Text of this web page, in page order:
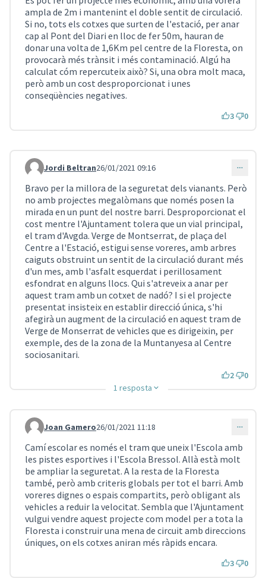
ampla de 2m i mantenint el doble sentit de circulació.
Si no, tots els cotxes que surten de l'estació, per anar
cap al Pont del Diari en lloc de fer 50m, hauran de
donar una volta de 1,6Km pel centre de la Floresta, on
provocarà més trànsit i més contaminació. Algú ha
calculat cóm repercuteix això? Si, una obra molt maca,
però amb un cost desproporcionat i unes
conseqüències negatives.
3 0
Comentari 920
Jordi Beltran26/01/2021 09:16
Bravo per la millora de la seguretat dels vianants. Però
no amb projectes megalòmans que només posen la
mirada en un punt del nostre barri. Desproporcionat el
cost mentre l'Ajuntament tolera que un vial principal,
el tram d'Avgda. Verge de Montserrat, de plaça del
Centre a l'Estació, estigui sense voreres, amb arbres
caiguts obstruint un sentit de la circulació durant més
d'un mes, amb l'asfalt esquerdat i perillosament
esfondrat en alguns llocs. Qui s'atreveix a anar per
aquest tram amb un cotxet de nadó? I si el projecte
presentat insisteix en establir direcció única, s'hi
afegirà un augment de la circulació en aquest tram de
Verge de Monserrat de vehicles que es dirigeixin, per
exemple, des de la zona de la Muntanyesa al Centre
sociosanitari.
2
0
1 resposta
Comentari 921
Joan Gamero26/01/2021 11:18
Camí escolar es només el tram que uneix l'Escola amb
les pistes esportives i l'Escola Bressol. Allà està molt
be ampliar la seguretat. A la resta de la Floresta
també, però amb criteris globals per tot el barri. Amb
voreres dignes o espais compartits, però obligant als
vehicles a reduir la velocitat. Sembla que l'Ajuntament
vulgui vendre aquest projecte com model per a tota la
Floresta i construir una mena de circuit amb direccions
úniques, on els cotxes aniran més ràpids encara.
3 0